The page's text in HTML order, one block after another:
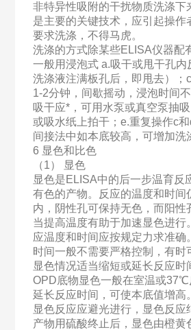
非特异性吸附的干扰物质洗涤
是主要的关键技术，应引起操
要求洗涤，不得马虎。
洗涤的方式除某些ELISA仪器配
一般用浸泡式 a.吸干或甩干孔
洗涤液注满板孔后，即甩去）
1-2分钟，间歇摇动，浸泡时间
吸干应*，可用水泵或真空泵抽
或吸水纸上拍干；e.重复操作c
间接法中如本底较高，可增加洗
6 显色和比色
（1） 显色
显色是ELISA中的后一步温育反
有色的产物。反应的温度和时间
内，阴性孔可保持无色，而阳
当提高温度有助于加速显色进
应温度和时间应按规定力求准确
时间一般不需要严格控制，有
显色情况适当缩短或延长反应时
OPD底物显色一般在室温或
延长反应时间，可使本底值增高
显色反应应避光进行，显色反
产物用硫酸终止后，显色由橙黄